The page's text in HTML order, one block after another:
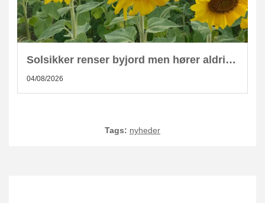
Solsikker renser byjord men hører aldrig hjemme i kompost
04/08/2026
Tags: nyheder